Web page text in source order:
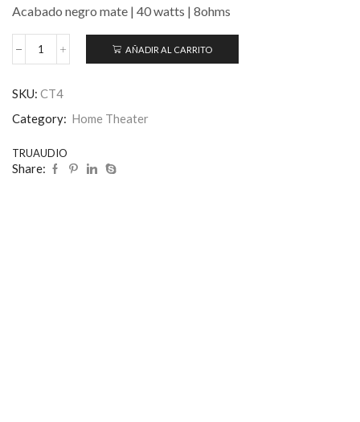
Acabado negro mate | 40 watts | 8ohms
AÑADIR AL CARRITO
SKU: CT4
Category: Home Theater
TRUAUDIO
Share: